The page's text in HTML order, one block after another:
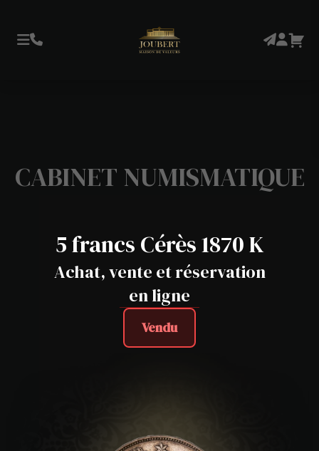
CABINET NUMISMATIQUE
5 francs Cérès 1870 K
Achat, vente et réservation
en ligne
Vendu